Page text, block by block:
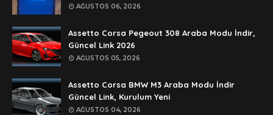
Anonymous
🥰🥰🥰
Anonymous
dedezıplatan31 beğend👌
Anonymous
rar dosyasının şifresi nedir
AĞUSTOS 06, 2026
Assetto Corsa Pegeout 308 Araba Modu İndir,
Güncel Link 2026
AĞUSTOS 05, 2026
Assetto Corsa BMW M3 Araba Modu İndir
Güncel Link, Kurulum Yeni
AĞUSTOS 04, 2026